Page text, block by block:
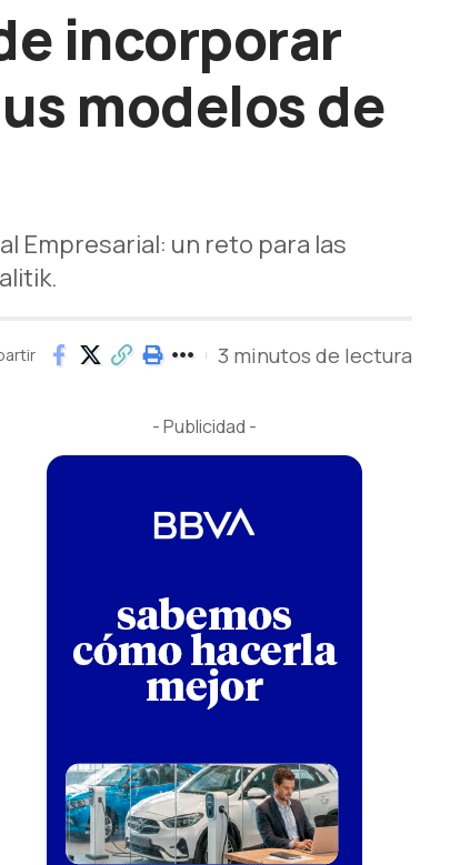
incorporar
modelos de
Empresarial: un reto para las
3 minutos de lectura
- Publicidad -